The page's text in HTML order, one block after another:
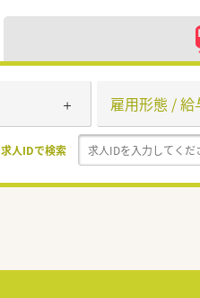
雇用形態 / 給
求人IDで検索